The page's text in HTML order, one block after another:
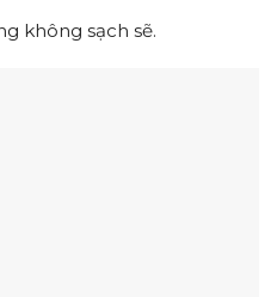
không sạch sẽ.